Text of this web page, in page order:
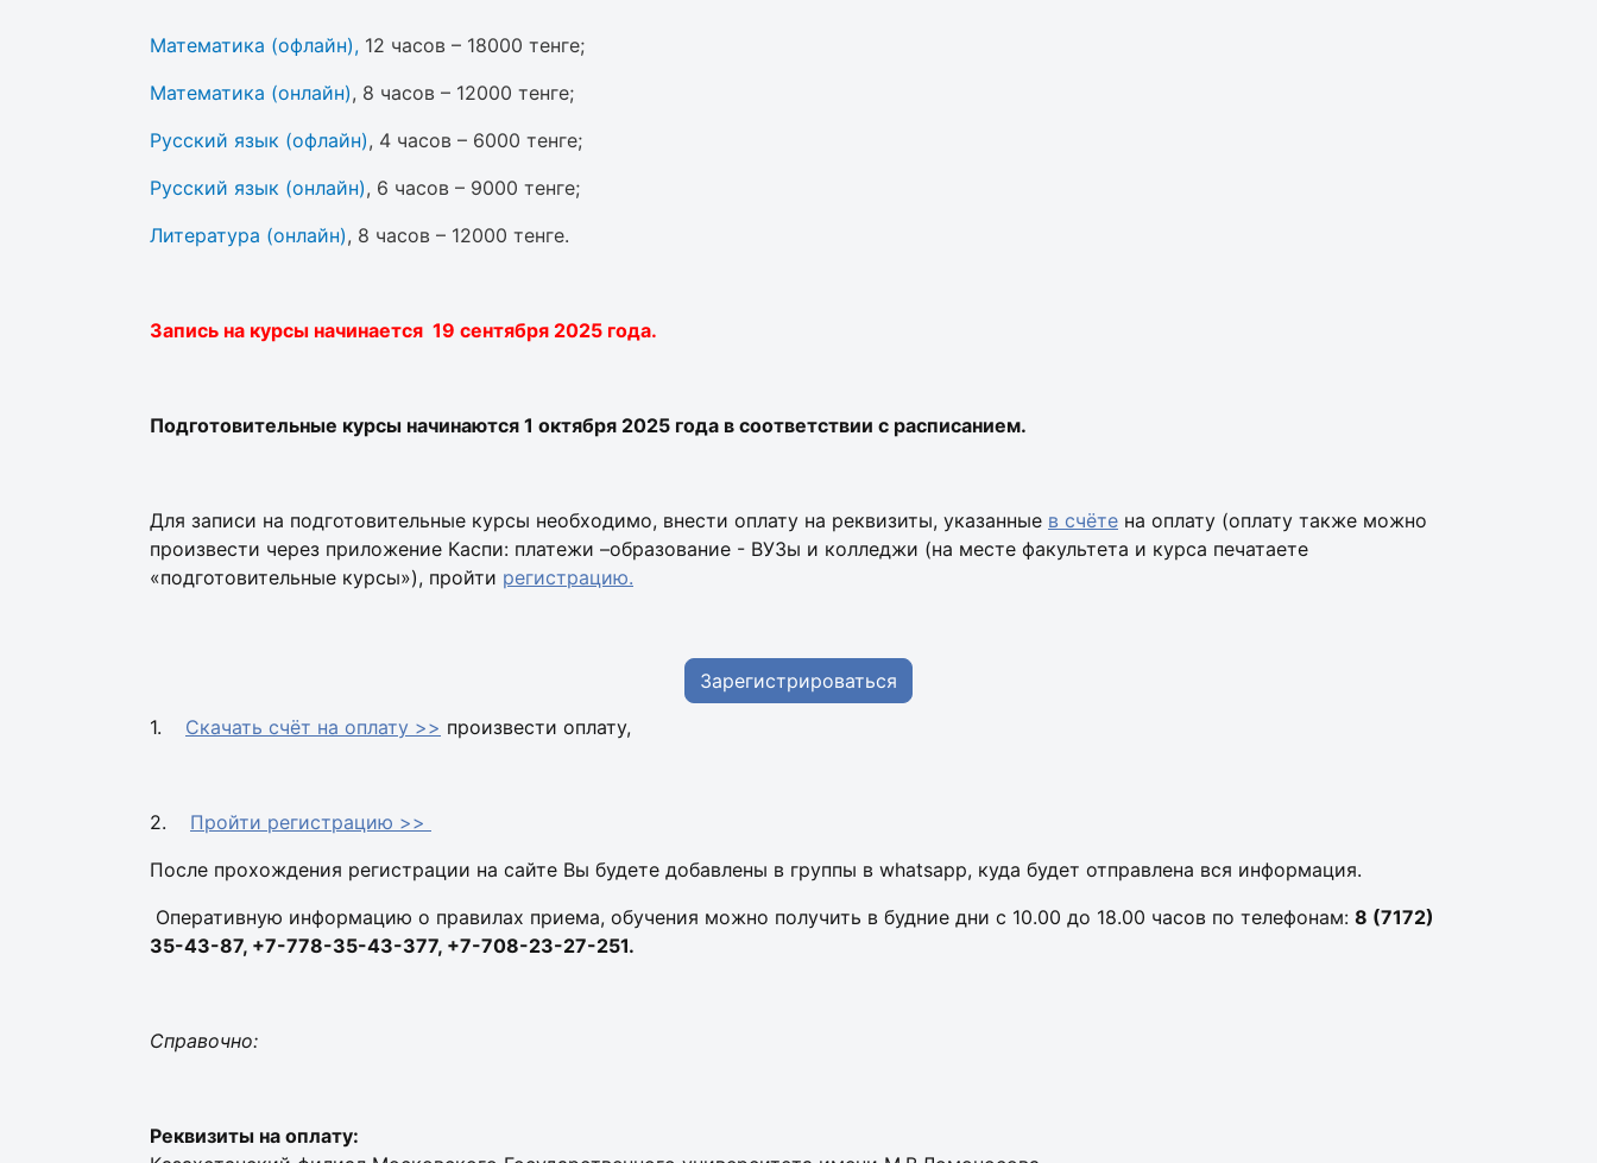
Математика (офлайн), 12 часов – 18000 тенге;
Математика (онлайн), 8 часов – 12000 тенге;
Русский язык (офлайн), 4 часов – 6000 тенге;
Русский язык (онлайн), 6 часов – 9000 тенге;
Литература (онлайн), 8 часов – 12000 тенге.
Запись на курсы начинается 19 сентября 2025 года.
Подготовительные курсы начинаются 1 октября 2025 года в соответствии с расписанием.
Для записи на подготовительные курсы необходимо, внести оплату на реквизиты, указанные в счёте на оплату (оплату также можно
произвести через приложение Каспи: платежи –образование - ВУЗы и колледжи (на месте факультета и курса печатаете
«подготовительные курсы»), пройти регистрацию.
Зарегистрироваться
1. Скачать счёт на оплату >> произвести оплату,
2. Пройти регистрацию >>
После прохождения регистрации на сайте Вы будете добавлены в группы в whatsapp, куда будет отправлена вся информация.
Оперативную информацию о правилах приема, обучения можно получить в будние дни с 10.00 до 18.00 часов по телефонам: 8 (7172)
35-43-87, +7-778-35-43-377, +7-708-23-27-251.
Справочно:
Реквизиты на оплату: